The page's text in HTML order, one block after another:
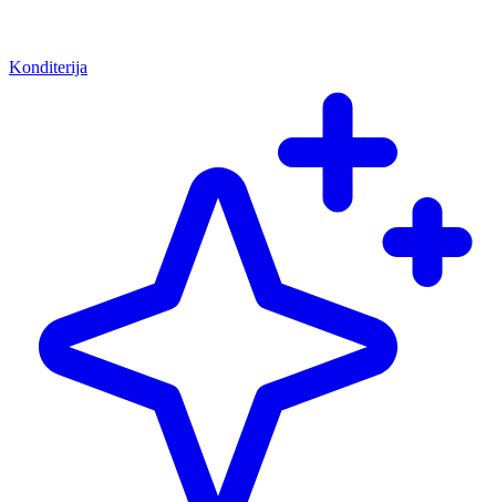
Konditerija